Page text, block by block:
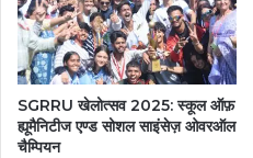
SGRRU खेलोत्सव 2025: स्कूल ऑफ़
ह्यूमैनिटीज एण्ड सोशल साइंसेज़ ओवरऑल
चैम्पियन